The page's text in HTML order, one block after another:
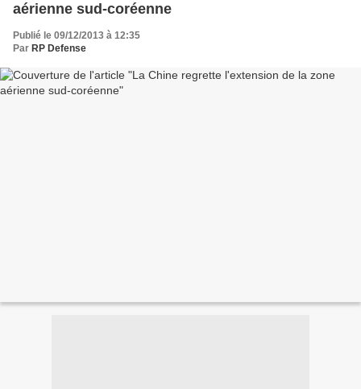
aérienne sud-coréenne
Publié le 09/12/2013 à 12:35
Par RP Defense